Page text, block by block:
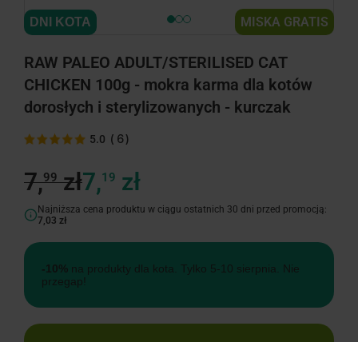
MISKA GRATIS
DNI KOTA
RAW PALEO ADULT/STERILISED CAT
CHICKEN 100g - mokra karma dla kotów
dorosłych i sterylizowanych - kurczak
5.0 ( 6)
7,99zł7,19 zł
Najniższa cena produktu w ciągu ostatnich 30 dni przed promocją:
7,03 zł
-10% na produkty dla kota. Tylko 5-10 sierpnia. Nie
przegap!